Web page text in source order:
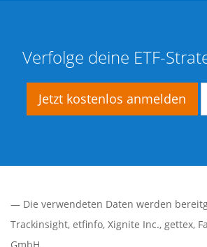
Verfolge deine ETF-
Jetzt kostenlos anmelden
— Die verwendeten Daten werden
Trackinsight, etfinfo, Xignite Inc., gettex,